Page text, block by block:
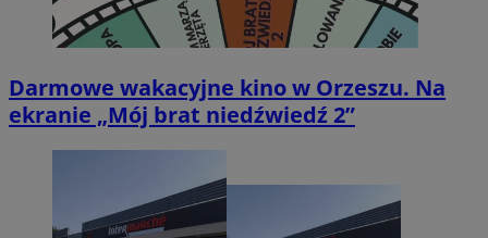
Darmowe wakacyjne kino w Orzeszu. Na
ekranie „Mój brat niedźwiedź 2”